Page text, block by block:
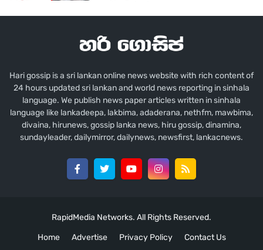
Hari gossip is a sri lankan online news website with rich content of
24 hours updated sri lankan and world news reporting in sinhala
language. We publish news paper articles written in sinhala
language like lankadeepa, lakbima, adaderana, nethfm, mawbima,
divaina, hirunews, gossip lanka news, hiru gossip, dinamina,
sundayleader, dailymirror, dailynews, newsfirst, lankacnews.
RapidMedia Networks. All Rights Reserved.
Home
Advertise Privacy Policy Contact Us